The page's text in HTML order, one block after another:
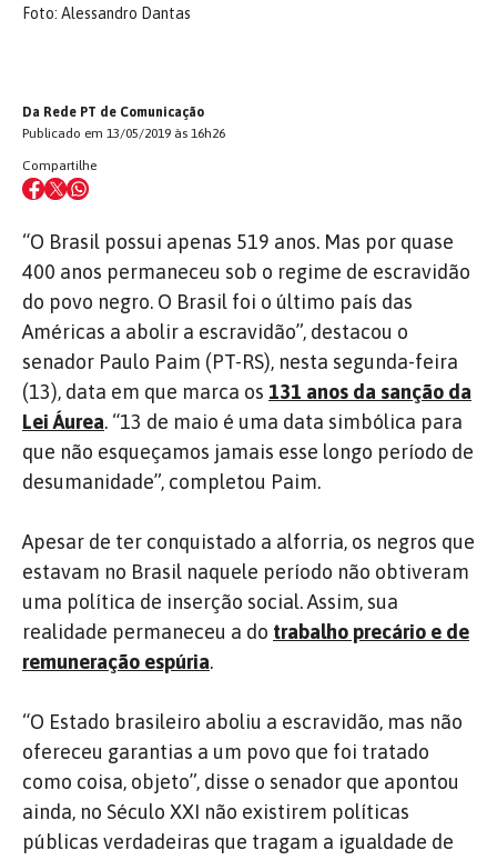
Foto: Alessandro Dantas
Da Rede PT de Comunicação
Publicado em 13/05/2019 às 16h26
Compartilhe
“O Brasil possui apenas 519 anos. Mas por quase
400 anos permaneceu sob o regime de escravidão
do povo negro. O Brasil foi o último país das
Américas a abolir a escravidão”, destacou o
senador Paulo Paim (PT-RS), nesta segunda-feira
(13), data em que marca os 131 anos da sanção da
Lei Áurea. “13 de maio é uma data simbólica para
que não esqueçamos jamais esse longo período de
desumanidade”, completou Paim.
Apesar de ter conquistado a alforria, os negros que
estavam no Brasil naquele período não obtiveram
uma política de inserção social. Assim, sua
realidade permaneceu a do trabalho precário e de
remuneração espúria.
“O Estado brasileiro aboliu a escravidão, mas não
ofereceu garantias a um povo que foi tratado
como coisa, objeto”, disse o senador que apontou
ainda, no Século XXI não existirem políticas
públicas verdadeiras que tragam a igualdade de